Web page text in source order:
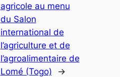
agricole au menu
du Salon
international de
l’agriculture et de
l’agroalimentaire de
Lomé (Togo)
→